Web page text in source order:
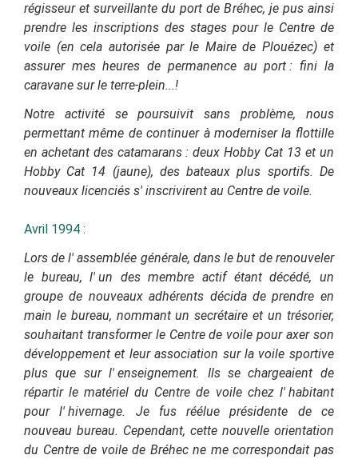
régisseur et surveillante du port de Bréhec, je pus ainsi
prendre les inscriptions des stages pour le Centre de
voile (en cela autorisée par le Maire de Plouézec) et
assurer mes heures de permanence au port : fini la
caravane sur le terre-plein...!
Notre activité se poursuivit sans problème, nous
permettant même de continuer à moderniser la flottille
en achetant des catamarans : deux Hobby Cat 13 et un
Hobby Cat 14 (jaune), des bateaux plus sportifs. De
nouveaux licenciés s' inscrivirent au Centre de voile.
Avril 1994 :
Lors de l' assemblée générale, dans le but de renouveler
le bureau, l' un des membre actif étant décédé, un
groupe de nouveaux adhérents décida de prendre en
main le bureau, nommant un secrétaire et un trésorier,
souhaitant transformer le Centre de voile pour axer son
développement et leur association sur la voile sportive
plus que sur l' enseignement. Ils se chargeaient de
répartir le matériel du Centre de voile chez l' habitant
pour l' hivernage. Je fus réélue présidente de ce
nouveau bureau. Cependant, cette nouvelle orientation
du Centre de voile de Bréhec ne me correspondait pas